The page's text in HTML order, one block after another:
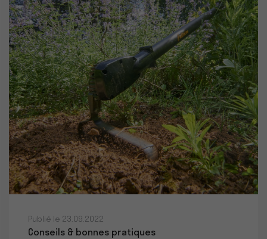
Publié le 23.09.2022
Conseils & bonnes pratiques